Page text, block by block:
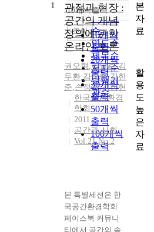
순
인기도
순
연도순
제목순
저자순
발행기
관순
내림차순
10개씩 출력
10개씩
출력
20개씩
출력
30개씩
출력
50개씩
출력
100개씩
출력
조회
1
관점과 현장 :
공간의 개념
정의에 관한
온라인 토론
권오혁 ,김남주,김
두환,김창현,김한
준,손정원,김창현
한국공간환경
학회
2011
공간과 사회
Vol.21 No.2
본 특별세션은 한
국공간환경학회
페이스북 커뮤니
티에서 공간의 속
본
자
료
활
용
도
높
은
자
료